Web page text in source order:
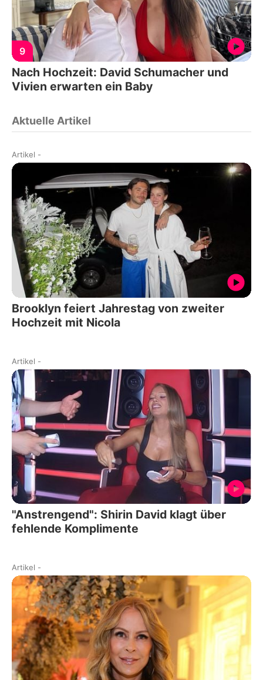
9
Nach Hochzeit: David Schumacher und
Vivien erwarten ein Baby
Aktuelle Artikel
Artikel -
Brooklyn feiert Jahrestag von zweiter
Hochzeit mit Nicola
Artikel -
"Anstrengend": Shirin David klagt über
fehlende Komplimente
Artikel -